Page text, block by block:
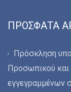
ΠΡΌΣΦΑΤΑ
Πρόσκληση
Προσωπικού και
εγγεγραμμένων